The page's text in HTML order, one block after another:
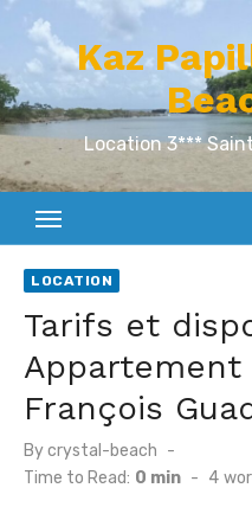
content
Kaz
Location 3***
LOCATION
Tarifs et
Appartement
François
Bycrystal-beach
Time to Read: 0 min - 4